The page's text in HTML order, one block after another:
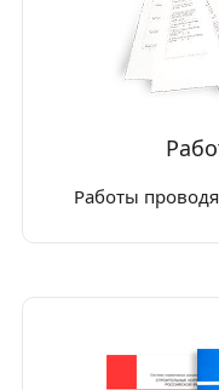
Работы